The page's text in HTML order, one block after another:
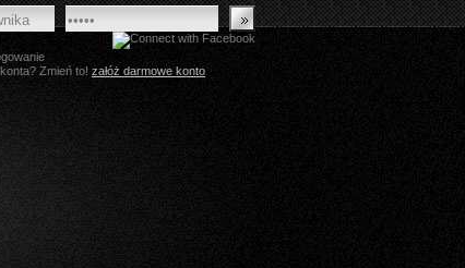
Zmień to! załóż darmowe konto